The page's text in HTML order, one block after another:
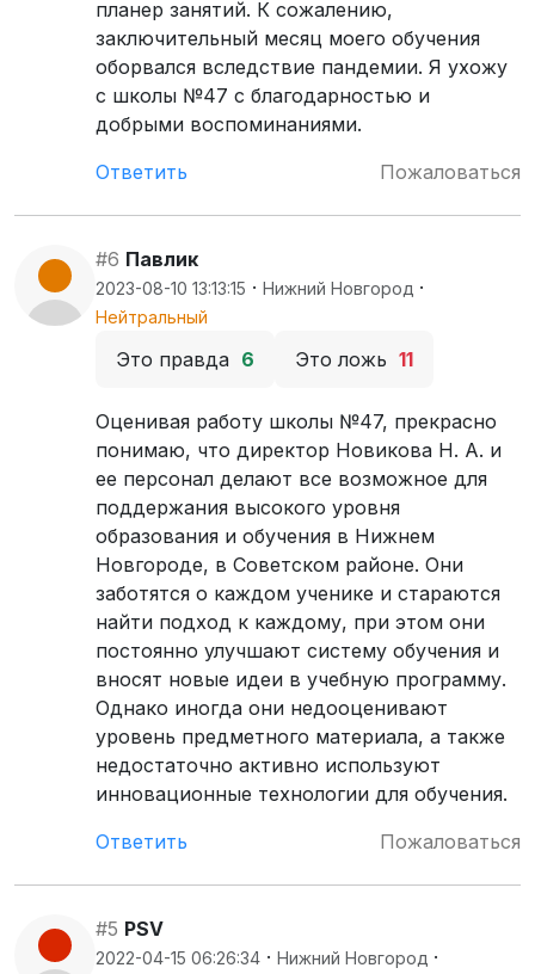
планер занятий. К сожалению,
заключительный месяц моего обучения
оборвался вследствие пандемии. Я ухожу
с школы №47 с благодарностью и
добрыми воспоминаниями.
Ответить
Пожаловаться
#6 Павлик
2023-08-10 13:13:15 · Нижний Новгород ·
Нейтральный
Это правда 6 Это ложь 11
Оценивая работу школы №47, прекрасно
понимаю, что директор Новикова Н. А. и
ее персонал делают все возможное для
поддержания высокого уровня
образования и обучения в Нижнем
Новгороде, в Советском районе. Они
заботятся о каждом ученике и стараются
найти подход к каждому, при этом они
постоянно улучшают систему обучения и
вносят новые идеи в учебную программу.
Однако иногда они недооценивают
уровень предметного материала, а также
недостаточно активно используют
инновационные технологии для обучения.
Ответить
Пожаловаться
#5 PSV
2022-04-15 06:26:34 · Нижний Новгород ·